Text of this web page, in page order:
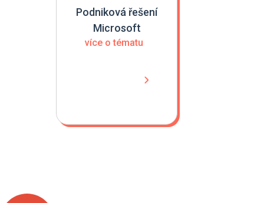
Podniková řešení
Microsoft
více o tématu